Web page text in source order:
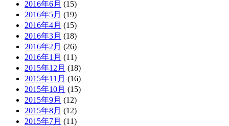
2016年6月 (15)
2016年5月 (19)
2016年4月 (15)
2016年3月 (18)
2016年2月 (26)
2016年1月 (11)
2015年12月 (18)
2015年11月 (16)
2015年10月 (15)
2015年9月 (12)
2015年8月 (12)
2015年7月 (11)